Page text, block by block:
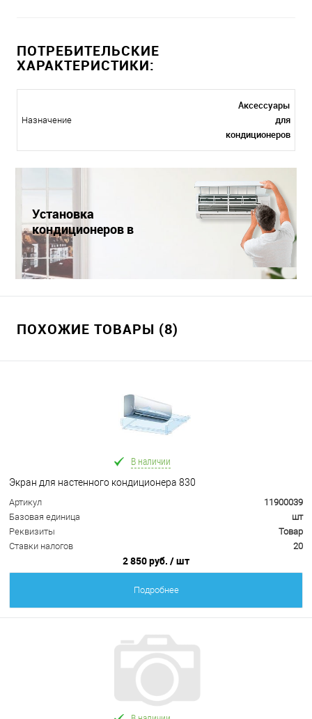
ПОТРЕБИТЕЛЬСКИЕ
ХАРАКТЕРИСТИКИ:
Назначение
Аксессуары
для
кондиционеров
Установка
кондиционеров в
Краснодаре
ПОХОЖИЕ ТОВАРЫ (8)
В наличии
Экран для настенного кондиционера 830
Артикул
11900039
Базовая единица
шт
Реквизиты
Товар
Ставки налогов
20
2 850 руб. / шт
Подробнее